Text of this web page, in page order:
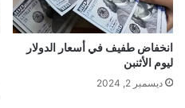
انخفاض طفيف في أسعار الدولار
ليوم الأثنبن
ديسمبر 2, 2024